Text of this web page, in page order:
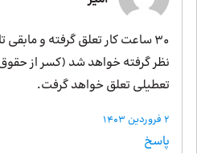
نظر گرفته خواهد شد (کسر از
تعطیلی تعلق خواهد گرفت.
2 فروردین 1403
پاسخ